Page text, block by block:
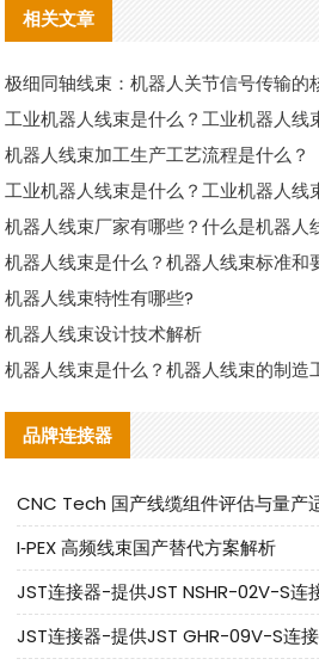
相关文章
极细同轴线束：机器人关节信号传输的
工业机器人线束是什么？工业机器人线
机器人线束加工生产工艺流程是什么？
工业机器人线束是什么？工业机器人线
机器人线束厂家有哪些？什么是机器人
机器人线束是什么？机器人线束标准和
机器人线束特性有哪些?
机器人线束设计技术解析
机器人线束是什么？机器人线束的制造
品牌连接器
CNC Tech 国产线缆组件评估与量产
I‑PEX 高频线束国产替代方案解析
JST连接器-提供JST NSHR-02V-S连
JST连接器-提供JST GHR-09V-S连